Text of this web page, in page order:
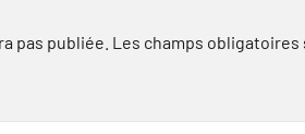
pas publiée. Les champs